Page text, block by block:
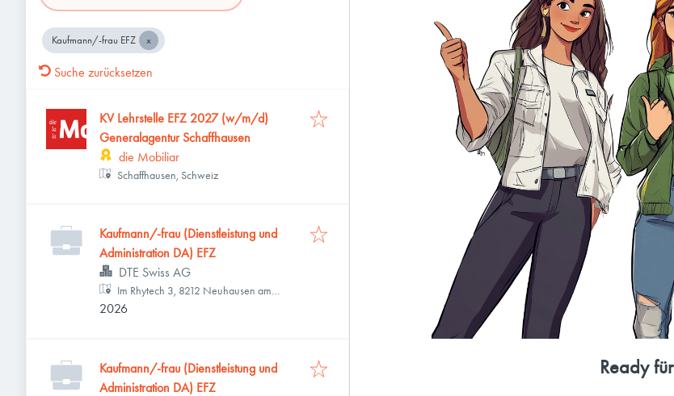
Kaufmann/-frau EFZ
Suche zurücksetzen
KV Lehrstelle EFZ 2027 (w/m/d)
Generalagentur Schaffhausen
die Mobiliar
Schaffhausen, Schweiz
Kaufmann/-frau (Dienstleistung und
Administration DA) EFZ
DTE Swiss AG
Im Rhytech 3, 8212 Neuhausen am
Rheinfall, Schweiz
2026
Kaufmann/-frau (Dienstleistung und
Administration DA) EFZ
Ready